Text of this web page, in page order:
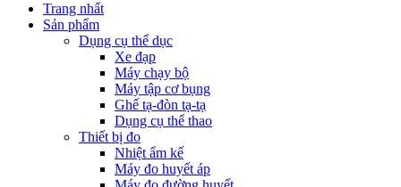
Trang nhất
Sản phẩm
Dụng cụ thể dục
Xe đạp
Máy chạy bộ
Máy tập cơ bụng
Ghế tạ-đòn tạ-tạ
Dụng cụ thể thao
Thiết bị đo
Nhiệt ẩm kế
Máy đo huyết áp